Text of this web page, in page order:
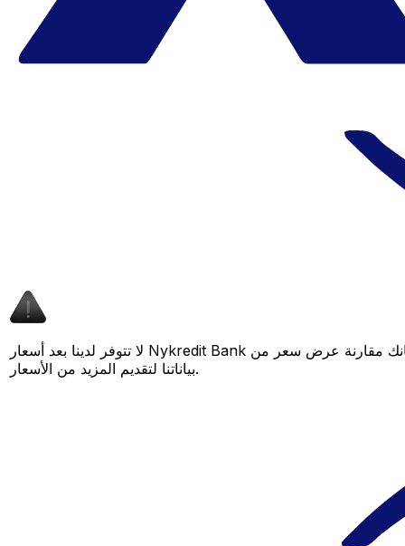
لا تتوفر لدينا بعد أسعار Nykredit Bank لهذا الزوج من العملات، لكن لا يزال بإمكانك مقارنة عرض سعر من Nykredit Bank بسعر Xe المباشر لمعرفة التوفير المحتمل. عد لاحقًا، فنحن نعمل باستمرار على توسيع
بياناتنا لتقديم المزيد من الأسعار.